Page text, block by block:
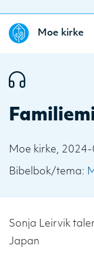
Moe kirke
Moe kirke,
Bibelbok/tema:
Sonja Leirvik
Japan